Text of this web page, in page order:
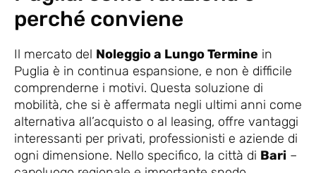
perché conviene
Il mercato del Noleggio a Lungo Termine in
Puglia è in continua espansione, e non è difficile
comprenderne i motivi. Questa soluzione di
mobilità, che si è affermata negli ultimi anni come
alternativa all’acquisto o al leasing, offre vantaggi
interessanti per privati, professionisti e aziende di
ogni dimensione. Nello specifico, la città di Bari –